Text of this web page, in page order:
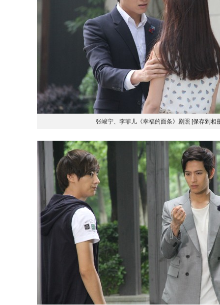
张峻宁、李菲儿《幸福的面条》剧照 [保存到相